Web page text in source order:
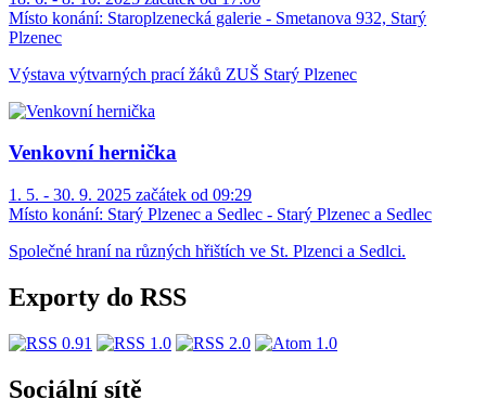
Místo konání: Staroplzenecká galerie - Smetanova 932, Starý
Plzenec
Výstava výtvarných prací žáků ZUŠ Starý Plzenec
Venkovní hernička
1. 5. - 30. 9. 2025 začátek od 09:29
Místo konání: Starý Plzenec a Sedlec - Starý Plzenec a Sedlec
Společné hraní na různých hřištích ve St. Plzenci a Sedlci.
Exporty do RSS
Sociální sítě